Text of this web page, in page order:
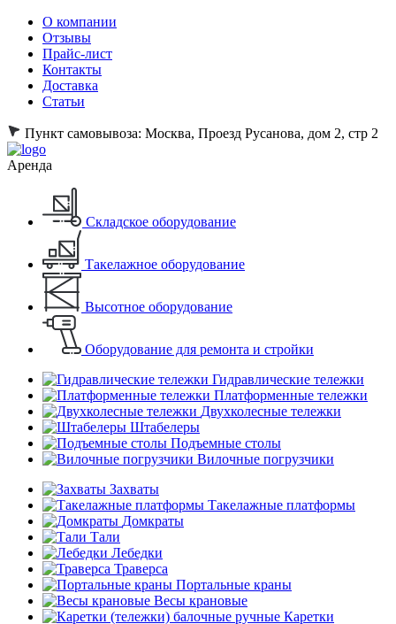
О компании
Отзывы
Прайс-лист
Контакты
Доставка
Статьи
Пункт самовывоза: Москва, Проезд Русанова, дом 2, стр 2
Аренда
Складское оборудование
Такелажное оборудование
Высотное оборудование
Оборудование для ремонта и стройки
Гидравлические тележки
Платформенные тележки
Двухколесные тележки
Штабелеры
Подъемные столы
Вилочные погрузчики
Захваты
Такелажные платформы
Домкраты
Тали
Лебедки
Траверса
Портальные краны
Весы крановые
Каретки